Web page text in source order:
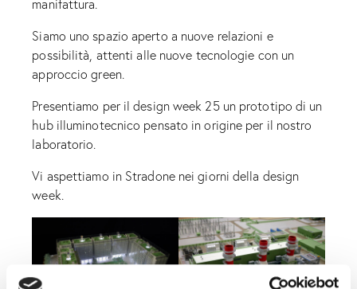
manifattura.
Siamo uno spazio aperto a nuove relazioni e
possibilità, attenti alle nuove tecnologie con un
approccio green.
Presentiamo per il design week 25 un prototipo di un
hub illuminotecnico pensato in origine per il nostro
laboratorio.
Vi aspettiamo in Stradone nei giorni della design
week.